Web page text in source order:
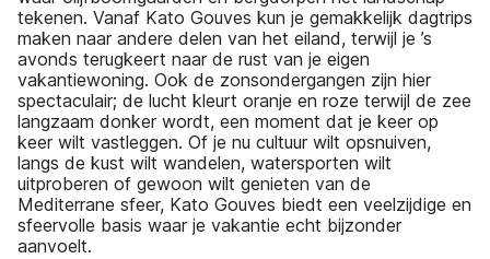
tekenen. Vanaf Kato Gouves kun je gemakkelijk dagtrips
maken naar andere delen van het eiland, terwijl je ’s
avonds terugkeert naar de rust van je eigen
vakantiewoning. Ook de zonsondergangen zijn hier
spectaculair; de lucht kleurt oranje en roze terwijl de zee
langzaam donker wordt, een moment dat je keer op
keer wilt vastleggen. Of je nu cultuur wilt opsnuiven,
langs de kust wilt wandelen, watersporten wilt
uitproberen of gewoon wilt genieten van de
Mediterrane sfeer, Kato Gouves biedt een veelzijdige en
sfeervolle basis waar je vakantie echt bijzonder
aanvoelt.